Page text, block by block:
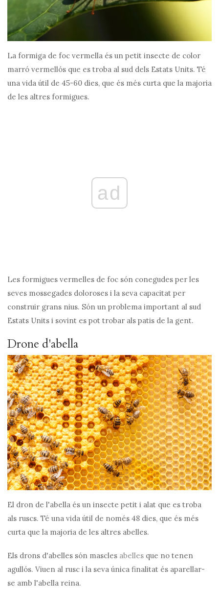
La formiga de foc vermella és un petit insecte de color
marró vermellós que es troba al sud dels Estats Units. Té
una vida útil de 45-60 dies, que és més curta que la majoria
de les altres formigues.
ad
Les formigues vermelles de foc són conegudes per les
seves mossegades doloroses i la seva capacitat per
construir grans nius. Són un problema important al sud
Estats Units i sovint es pot trobar als patis de la gent.
Drone d'abella
El dron de l'abella és un insecte petit i alat que es troba
als ruscs. Té una vida útil de només 48 dies, que és més
curta que la majoria de les altres abelles.
Els drons d'abelles són mascles abelles que no tenen
agullós. Viuen al rusc i la seva única finalitat és aparellar-
se amb l'abella reina.